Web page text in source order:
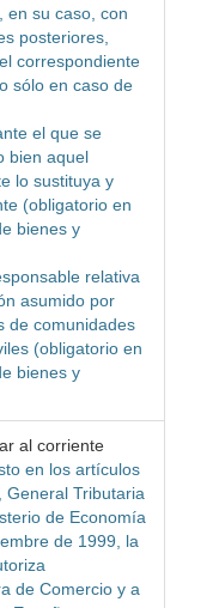
en su caso, con
posteriores,
correspondiente
sólo en caso de
el que se
bien aquel
lo sustituya y
(obligatorio en
bienes y
relativa
asumido por
de comunidades
(obligatorio en
bienes y
al corriente
en los artículos
Tributaria
de Economía
de 1999, la
de Comercio y a